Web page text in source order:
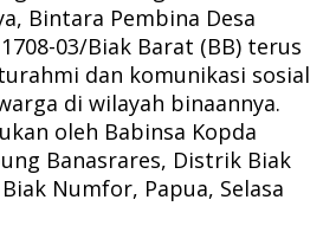
Bintara Pembina Desa
03/Biak Barat (BB) terus
dan komunikasi sosial
di wilayah binaannya.
oleh Babinsa Kopda
Banasrares, Distrik Biak
Numfor, Papua, Selasa